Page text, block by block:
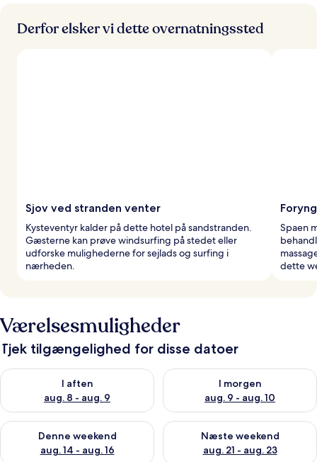
Derfor elsker vi dette overnatningssted
Sjov ved stranden venter
Kysteventyr kalder på dette hotel på sandstranden.
Gæsterne kan prøve windsurfing på stedet eller
udforske mulighederne for sejlads og surfing i
nærheden.
Spaen
dette
Værelsesmuligheder
Tjek tilgængelighed for disse datoer
I aften
aug. 8 - aug. 9
Tjek tilgængelighed for i aften aug. 8 - aug. 9
I morgen
aug. 9 - aug. 10
Tjek tilgængelighed for i
Denne weekend
aug. 14 - aug. 16
Tjek tilgængelighed for denne weekend aug. 14 - aug. 16
Næste weekend
aug. 21 - aug. 23
Tjek tilgængelighed for næste